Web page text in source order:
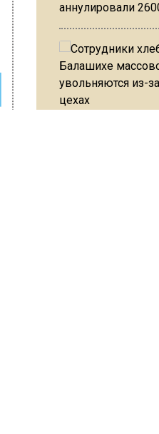
аннулировали